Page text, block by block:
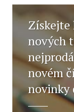
Získejte
nových
novém
novinky